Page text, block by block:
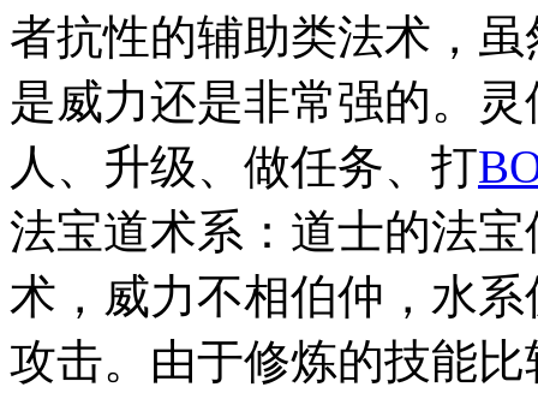
者抗性的辅助类法术，
是威力还是非常强的。
人、升级、做任务、打
法宝道术系：道士的法
术，威力不相伯仲，水
攻击。由于修炼的技能